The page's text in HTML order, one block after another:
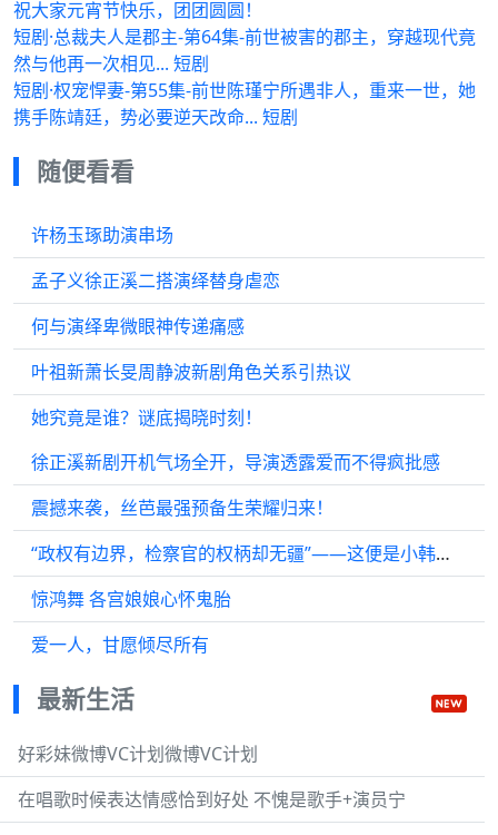
祝大家元宵节快乐，团团圆圆！
短剧·总裁夫人是郡主-第64集-前世被害的郡主，穿越现代竟
然与他再一次相见... 短剧
短剧·权宠悍妻-第55集-前世陈瑾宁所遇非人，重来一世，她
携手陈靖廷，势必要逆天改命... 短剧
随便看看
许杨玉琢助演串场
孟子义徐正溪二搭演绎替身虐恋
何与演绎卑微眼神传递痛感
叶祖新萧长旻周静波新剧角色关系引热议
她究竟是谁？谜底揭晓时刻！
徐正溪新剧开机气场全开，导演透露爱而不得疯批感
震撼来袭，丝芭最强预备生荣耀归来！
“政权有边界，检察官的权柄却无疆”——这便是小韩检察官所立之地！
惊鸿舞 各宫娘娘心怀鬼胎
爱一人，甘愿倾尽所有
最新生活
好彩妹微博VC计划微博VC计划
在唱歌时候表达情感恰到好处 不愧是歌手+演员宁